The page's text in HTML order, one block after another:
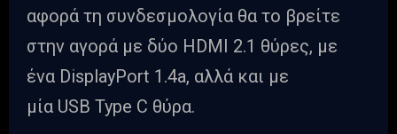
αφορά τη συνδεσμολογία θα το βρείτε
στην αγορά με δύο HDMI 2.1 θύρες, με
ένα DisplayPort 1.4a, αλλά και με
μία USB Type C θύρα.